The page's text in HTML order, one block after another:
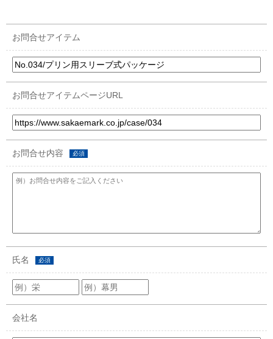
お問合せアイテム
お問合せアイテムページURL
お問合せ内容 必須
氏名 必須
会社名